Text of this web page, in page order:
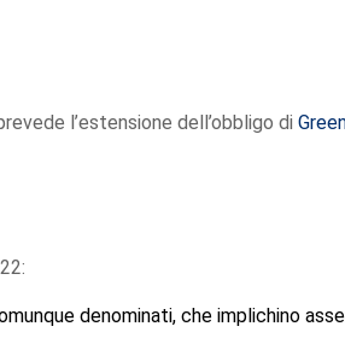
l’estensione dell’obbligo di
denominati, che implichino